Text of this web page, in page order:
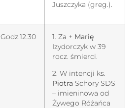
Juszczyka (greg.).
Godz.12.30 1. Za + Marię
Izydorczyk w 39
rocz. śmierci.
2. W intencji ks.
Piotra Schory SDS
– imieninowa od
Żywego Różańca